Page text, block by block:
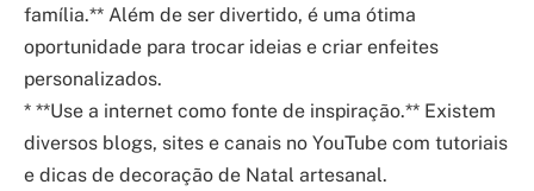
família.** Além de ser divertido, é uma ótima
oportunidade para trocar ideias e criar enfeites
personalizados.
* **Use a internet como fonte de inspiração.** Existem
diversos blogs, sites e canais no YouTube com tutoriais
e dicas de decoração de Natal artesanal.